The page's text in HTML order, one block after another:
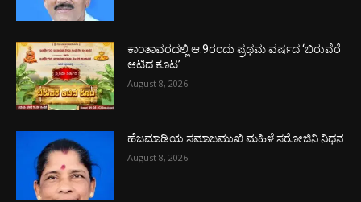
ಕಾಂತಾವರದಲ್ಲಿ ಆ.9ರಂದು ಪ್ರಥಮ ವರ್ಷದ ‘ಬಿರುವೆರೆ
ಆಟಿದ ಕೂಟ’
August 8, 2026
ಹೆಜಮಾಡಿಯ ಸಮಾಜಮುಖಿ ಮಹಿಳೆ ಸರೋಜಿನಿ ನಿಧನ
August 8, 2026